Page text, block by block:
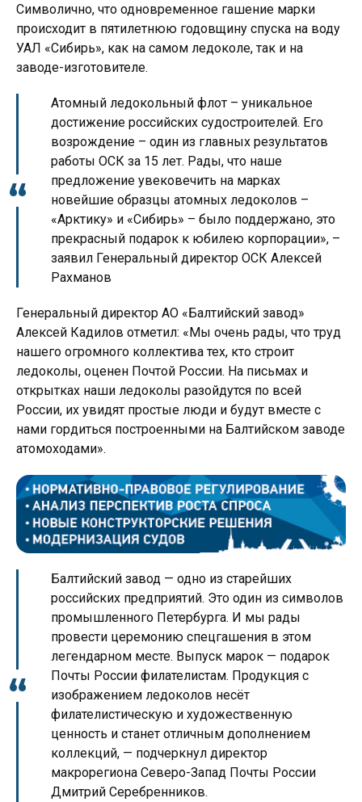
Символично, что одновременное гашение марки
происходит в пятилетнюю годовщину спуска на воду
УАЛ «Сибирь», как на самом ледоколе, так и на
заводе-изготовителе.
Атомный ледокольный флот – уникальное
достижение российских судостроителей. Его
возрождение – один из главных результатов
работы ОСК за 15 лет. Рады, что наше
предложение увековечить на марках
новейшие образцы атомных ледоколов –
«Арктику» и «Сибирь» – было поддержано, это
прекрасный подарок к юбилею корпорации», –
заявил Генеральный директор ОСК Алексей
Рахманов
Генеральный директор АО «Балтийский завод»
Алексей Кадилов отметил: «Мы очень рады, что труд
нашего огромного коллектива тех, кто строит
ледоколы, оценен Почтой России. На письмах и
открытках наши ледоколы разойдутся по всей
России, их увидят простые люди и будут вместе с
нами гордиться построенными на Балтийском заводе
атомоходами».
Балтийский завод — одно из старейших
российских предприятий. Это один из символов
промышленного Петербурга. И мы рады
провести церемонию спецгашения в этом
легендарном месте. Выпуск марок — подарок
Почты России филателистам. Продукция с
изображением ледоколов несёт
филателистическую и художественную
ценность и станет отличным дополнением
коллекций, — подчеркнул директор
макрорегиона Северо-Запад Почты России
Дмитрий Серебренников.